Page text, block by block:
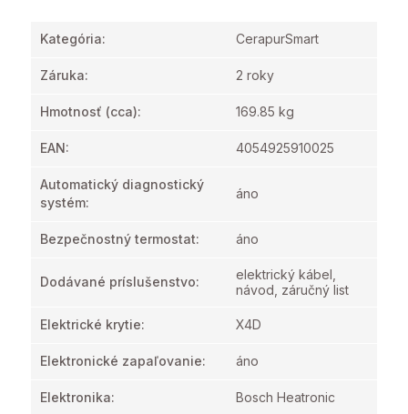
Kategória: CerapurSmart
Záruka: 2 roky
Hmotnosť (cca): 169.85 kg
EAN: 4054925910025
Automatický diagnostický
systém:
áno
Bezpečnostný termostat: áno
Dodávané príslušenstvo:
elektrický kábel,
návod, záručný list
Elektrické krytie: X4D
Elektronické zapaľovanie: áno
Elektronika: Bosch Heatronic